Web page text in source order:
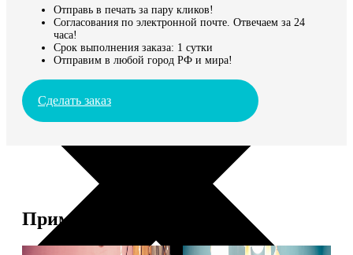
Отправь в печать за пару кликов!
Согласования по электронной почте. Отвечаем за 24
часа!
Срок выполнения заказа: 1 сутки
Отправим в любой город РФ и мира!
Сделать заказ
Примеры работ